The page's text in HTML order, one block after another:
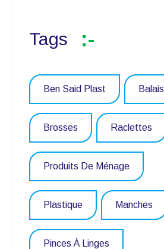
Tags
Ben Said Plast Balais
Brosses Raclettes
Produits De Ménage
Plastique Manches
Pinces À Linges